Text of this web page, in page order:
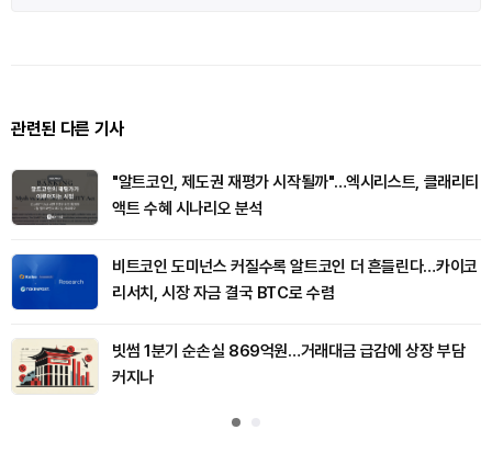
관련된 다른 기사
"알트코인, 제도권 재평가 시작될까"…엑시리스트, 클래리티
액트 수혜 시나리오 분석
비트코인 도미넌스 커질수록 알트코인 더 흔들린다…카이코
리서치, 시장 자금 결국 BTC로 수렴
빗썸 1분기 순손실 869억원…거래대금 급감에 상장 부담
커지나